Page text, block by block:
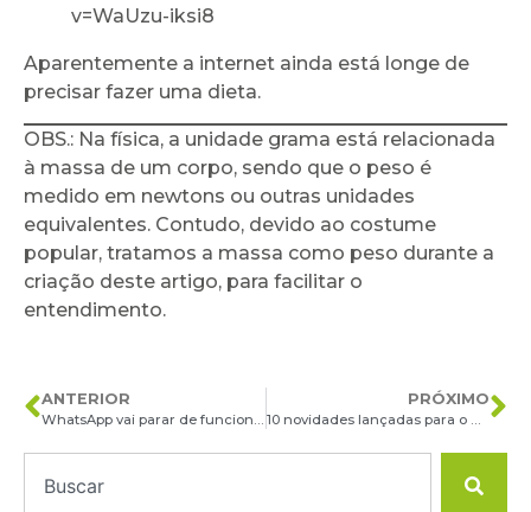
v=WaUzu-iksi8
Aparentemente a internet ainda está longe de
precisar fazer uma dieta.
OBS.: Na física, a unidade grama está relacionada
à massa de um corpo, sendo que o peso é
medido em newtons ou outras unidades
equivalentes. Contudo, devido ao costume
popular, tratamos a massa como peso durante a
criação deste artigo, para facilitar o
entendimento.
ANTERIOR
WhatsApp vai parar de funcionar em mais de 40 modelos de smartphones
PRÓXIMO
10 novidades lançadas para o WhatsApp em 2021